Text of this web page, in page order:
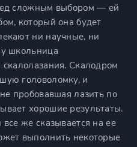
сложным выбором — ей
который она будет
ни научные, ни
школьница
скалолазания. Скалодром
головоломку, и
пробовавшая лазить по
хорошие результаты.
же сказывается на ее
выполнить некоторые